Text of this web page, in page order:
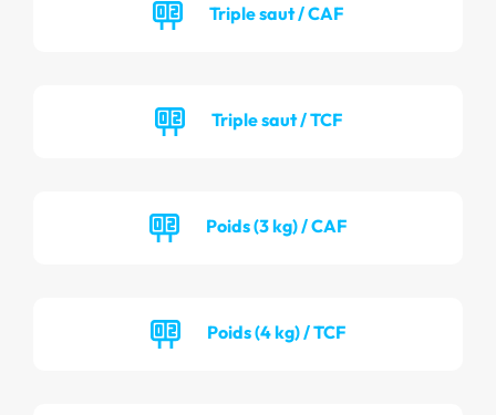
Triple saut / CAF
Triple saut / TCF
Poids (3 kg) / CAF
Poids (4 kg) / TCF